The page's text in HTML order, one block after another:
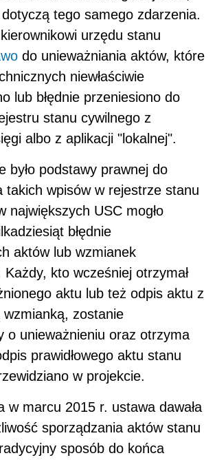
tego samego zdarzenia.
urzędu stanu
do unieważniania aktów, które
niewłaściwie
lub błędnie przeniesiono do
stanu cywilnego z
albo z aplikacji "lokalnej".
było podstawy prawnej do
takich wpisów w rejestrze stanu
największych USC mogło
błędnie
aktów lub wzmianek
kto wcześniej otrzymał
aktu lub też odpis aktu z
wzmianką, zostanie
o unieważnieniu oraz otrzyma
prawidłowego aktu stanu
w projekcie.
w marcu 2015 r. ustawa dawała
sporządzania aktów stanu
sposób do końca